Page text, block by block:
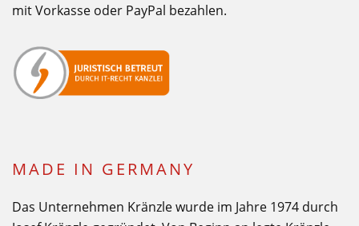
mit Vorkasse oder PayPal bezahlen.
MADE IN GERMANY
Das Unternehmen Kränzle wurde im Jahre 1974 durch